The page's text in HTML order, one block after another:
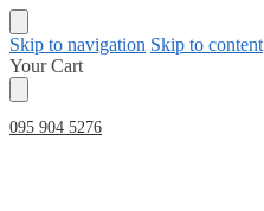
Skip to navigation Skip to content
Your Cart
095 904 5276